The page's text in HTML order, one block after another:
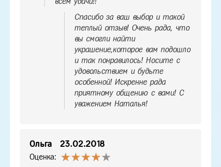
Спасибо за ваш выбор и такой
теплый отзыв! Очень рада, что
вы смогли найти
украшение,которое вам подошло
и так понравилось! Носите с
удовольствием и будьте
особенной! Искренне рада
приятному общению с вами! С
уважением Наталья!
Ольга 23.02.2018
Оценка: